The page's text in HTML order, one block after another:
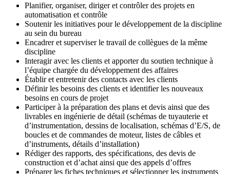
Planifier, organiser, diriger et contrôler des projets en
automatisation et contrôle
Soutenir les initiatives pour le développement de la discipline
au sein du bureau
Encadrer et superviser le travail de collègues de la même
discipline
Interagir avec les clients et apporter du soutien technique à
l’équipe chargée du développement des affaires
Établir et entretenir des contacts avec les clients
Définir les besoins des clients et identifier les nouveaux
besoins en cours de projet
Participer à la préparation des plans et devis ainsi que des
livrables en ingénierie de détail (schémas de tuyauterie et
d’instrumentation, dessins de localisation, schémas d’E/S, de
boucles et de commandes de moteur, listes de câbles et
d’instruments, détails d’installation)
Rédiger des rapports, des spécifications, des devis de
construction et d’achat ainsi que des appels d’offres
Préparer les fiches techniques et sélectionner les instruments